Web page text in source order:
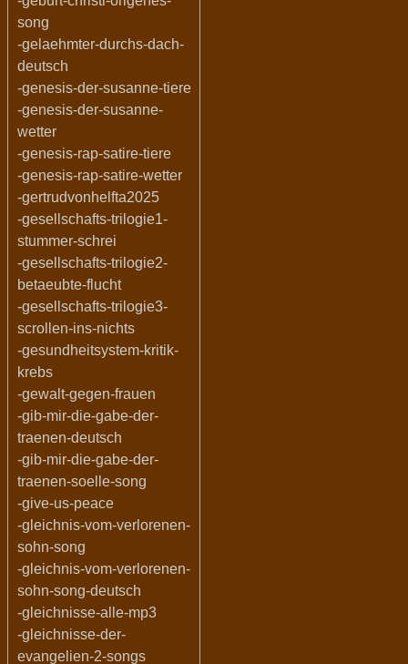
song
-gelaehmter-durchs-dach-
deutsch
-genesis-der-susanne-tiere
-genesis-der-susanne-
wetter
-genesis-rap-satire-tiere
-genesis-rap-satire-wetter
-gertrudvonhelfta2025
-gesellschafts-trilogie1-
stummer-schrei
-gesellschafts-trilogie2-
betaeubte-flucht
-gesellschafts-trilogie3-
scrollen-ins-nichts
-gesundheitsystem-kritik-
krebs
-gewalt-gegen-frauen
-gib-mir-die-gabe-der-
traenen-deutsch
-gib-mir-die-gabe-der-
traenen-soelle-song
-give-us-peace
-gleichnis-vom-verlorenen-
sohn-song
-gleichnis-vom-verlorenen-
sohn-song-deutsch
-gleichnisse-alle-mp3
-gleichnisse-der-
evangelien-2-songs